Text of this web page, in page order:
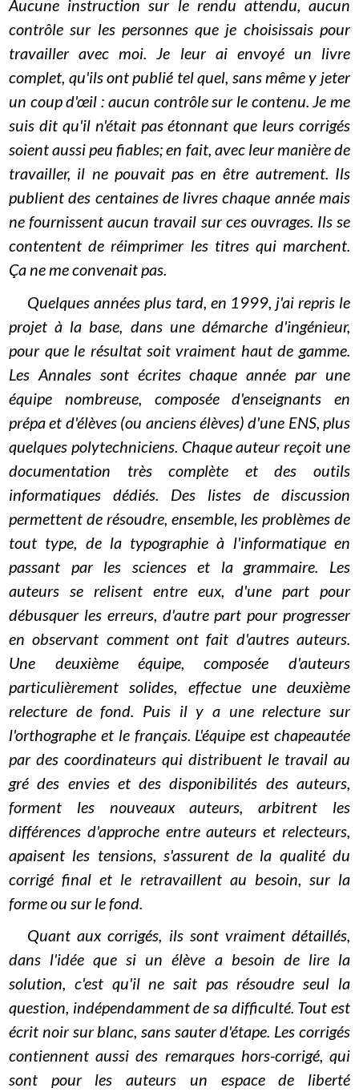
Aucune instruction sur le rendu attendu, aucun
contrôle sur les personnes que je choisissais pour
travailler avec moi. Je leur ai envoyé un livre
complet, qu'ils ont publié tel quel, sans même y jeter
un coup d'œil : aucun contrôle sur le contenu. Je me
suis dit qu'il n'était pas étonnant que leurs corrigés
soient aussi peu fiables; en fait, avec leur manière de
travailler, il ne pouvait pas en être autrement. Ils
publient des centaines de livres chaque année mais
ne fournissent aucun travail sur ces ouvrages. Ils se
contentent de réimprimer les titres qui marchent.
Ça ne me convenait pas.
Quelques années plus tard, en 1999, j'ai repris le
projet à la base, dans une démarche d'ingénieur,
pour que le résultat soit vraiment haut de gamme.
Les Annales sont écrites chaque année par une
équipe nombreuse, composée d'enseignants en
prépa et d'élèves (ou anciens élèves) d'une ENS, plus
quelques polytechniciens. Chaque auteur reçoit une
documentation très complète et des outils
informatiques dédiés. Des listes de discussion
permettent de résoudre, ensemble, les problèmes de
tout type, de la typographie à l'informatique en
passant par les sciences et la grammaire. Les
auteurs se relisent entre eux, d'une part pour
débusquer les erreurs, d'autre part pour progresser
en observant comment ont fait d'autres auteurs.
Une deuxième équipe, composée d'auteurs
particulièrement solides, effectue une deuxième
relecture de fond. Puis il y a une relecture sur
l'orthographe et le français. L'équipe est chapeautée
par des coordinateurs qui distribuent le travail au
gré des envies et des disponibilités des auteurs,
forment les nouveaux auteurs, arbitrent les
différences d'approche entre auteurs et relecteurs,
apaisent les tensions, s'assurent de la qualité du
corrigé final et le retravaillent au besoin, sur la
forme ou sur le fond.
Quant aux corrigés, ils sont vraiment détaillés,
dans l'idée que si un élève a besoin de lire la
solution, c'est qu'il ne sait pas résoudre seul la
question, indépendamment de sa difficulté. Tout est
écrit noir sur blanc, sans sauter d'étape. Les corrigés
contiennent aussi des remarques hors-corrigé, qui
sont pour les auteurs un espace de liberté